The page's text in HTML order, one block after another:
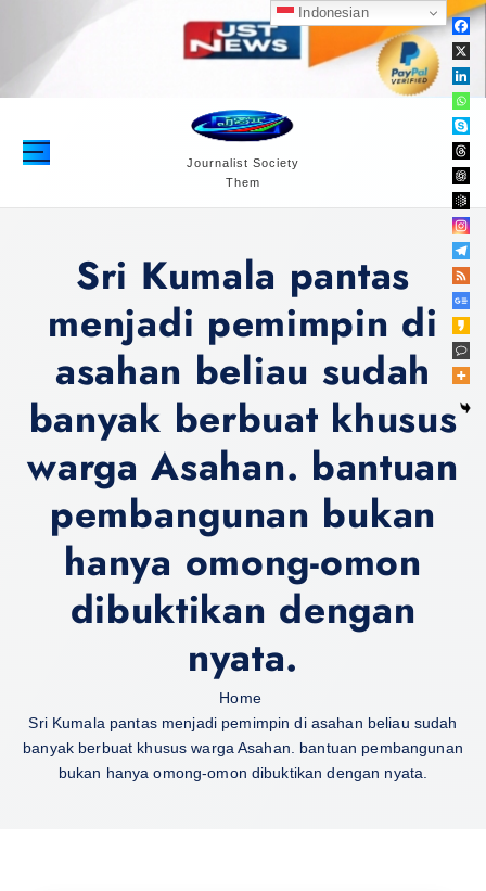
n
Journalist Society
Them
Sri Kumala pantas
menjadi pemimpin di
asahan beliau sudah
banyak berbuat khusus
warga Asahan. bantuan
pembangunan bukan
hanya omong-omon
dibuktikan dengan
nyata.
Home
Sri Kumala pantas menjadi pemimpin di asahan beliau sudah
banyak berbuat khusus warga Asahan. bantuan pembangunan
bukan hanya omong-omon dibuktikan dengan nyata.
Indonesian